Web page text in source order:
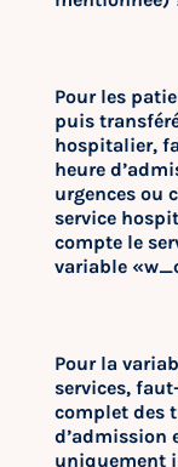
Pour les
puis
hospitalier,
heure
urgences ou
service
compte le
variable
Pour la
services,
complet des
d’admission
uniquement